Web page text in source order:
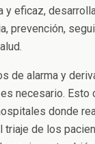
y eficaz,
prevención,
de alarma y
necesario. Esto
donde
triaje de los